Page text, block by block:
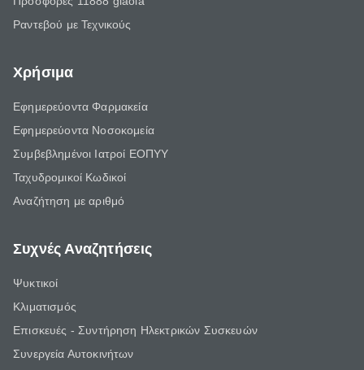
Ραντεβού με Τεχνικούς
Χρήσιμα
Εφημερεύοντα Φαρμακεία
Εφημερεύοντα Νοσοκομεία
Συμβεβλημένοι Ιατροί ΕΟΠΥΥ
Ταχυδρομικοί Κωδικοί
Αναζήτηση με αριθμό
Συχνές Αναζητήσεις
Ψυκτικοί
Κλιματισμός
Επισκευές - Συντήρηση Ηλεκτρικών Συσκευών
Συνεργεία Αυτοκινήτων